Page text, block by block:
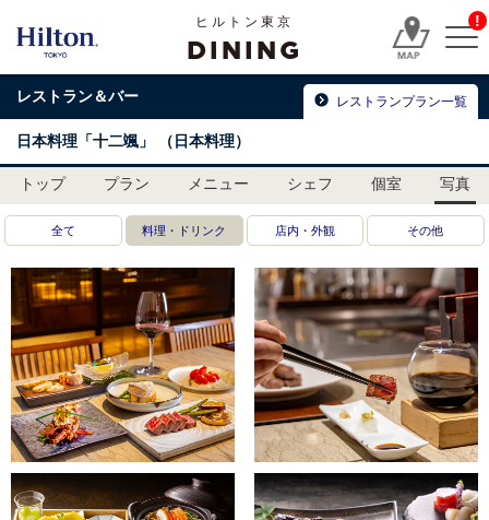
ヒルトン東京
DINING
!
レストラン＆バー レストランプラン一覧
日本料理「十二颯」 （日本料理）
トップ プラン メニュー シェフ 個室 写真
全て 料理・ドリンク 店内・外観 その他